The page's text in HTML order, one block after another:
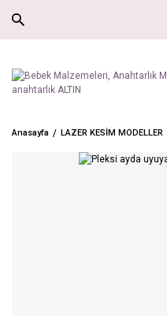
Anasayfa LAZER KESİM MODELLER